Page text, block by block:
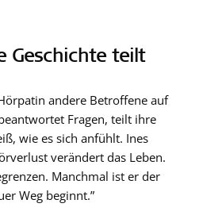
Geschichte teilt
andere Betroffene auf
Fragen, teilt ihre
wie es sich anfühlt. Ines
verändert das Leben.
Manchmal ist er der
Weg beginnt.”